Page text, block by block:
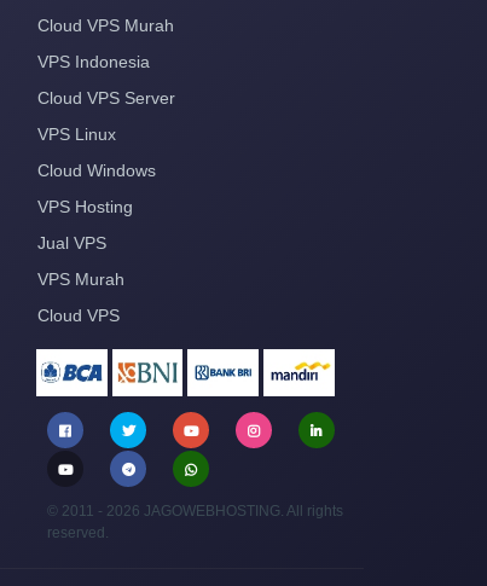
Cloud VPS Murah
VPS Indonesia
Cloud VPS Server
VPS Linux
Cloud Windows
VPS Hosting
Jual VPS
VPS Murah
Cloud VPS
© 2011 - 2026 JAGOWEBHOSTING. All rights
reserved.